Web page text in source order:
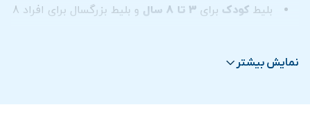
بلیط کودک برای 3 تا 8 سال
و بلیط بزرگسال برای افراد 8
همه خریدها و رزروها نهایی و غیرقابل استرداد هستند.
نمایش بیشتر